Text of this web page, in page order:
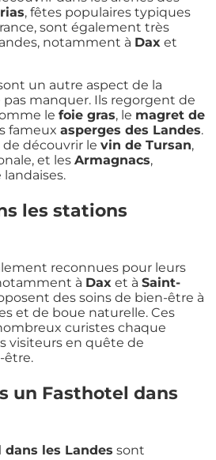
, fêtes populaires typiques
sont également très
notamment à Dax et
un autre aspect de la
manquer. Ils regorgent de
le foie gras, le magret de
fameux asperges des Landes.
de découvrir le vin de Tursan,
et les Armagnacs,
les stations
reconnues pour leurs
à Dax et à Saint-
des soins de bien-être à
et de boue naturelle. Ces
curistes chaque
visiteurs en quête de
être.
un Fasthotel dans
les Landes sont